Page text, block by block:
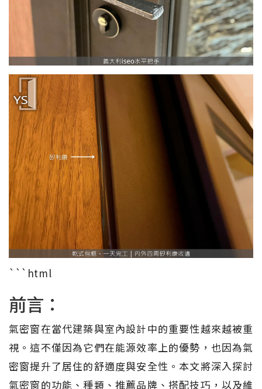
```html
前言：
氣密窗在當代建築與室內設計中的重要性越來越被重
視。這不僅因為它們在能源效率上的優勢，也因為氣
密窗提升了居住的舒適度與安全性。本文將深入探討
氣密窗的功能、種類、推薦品牌、搭配技巧，以及維